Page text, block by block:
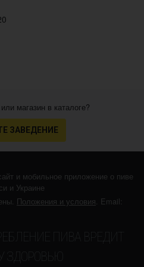
магазин в каталоге?
ЗАВЕДЕНИЕ
и мобильное приложение о пиве
и Украине
Положения и условия . Email:
ПИВА ВРЕДИТ
ЗДОРОВЬЮ